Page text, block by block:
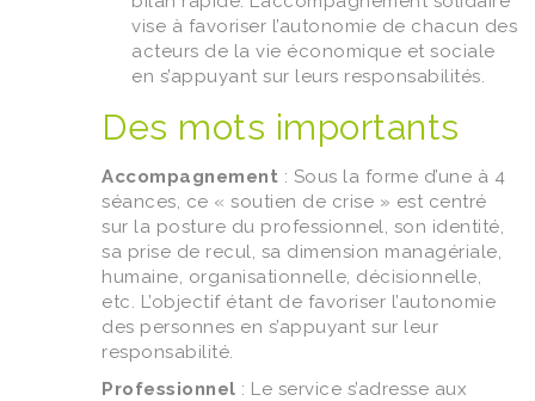
vise à favoriser l’autonomie de chacun des
acteurs de la vie économique et sociale
en s’appuyant sur leurs responsabilités.
Des mots importants
Accompagnement : Sous la forme d’une à 4
séances, ce « soutien de crise » est centré
sur la posture du professionnel, son identité,
sa prise de recul, sa dimension managériale,
humaine, organisationnelle, décisionnelle,
etc. L’objectif étant de favoriser l’autonomie
des personnes en s’appuyant sur leur
responsabilité.
Professionnel : Le service s’adresse aux